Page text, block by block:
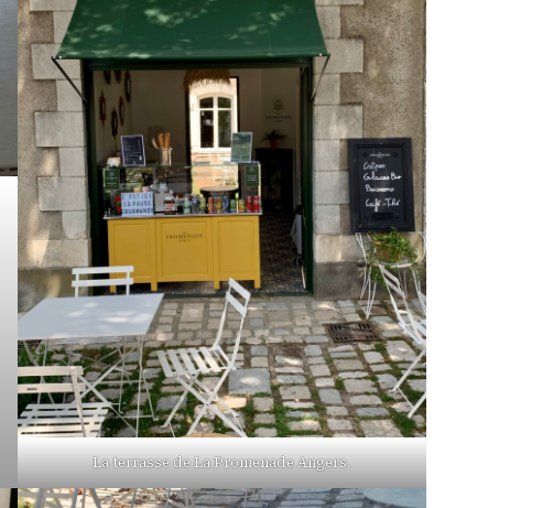
La terrasse de La Promenade Angers.